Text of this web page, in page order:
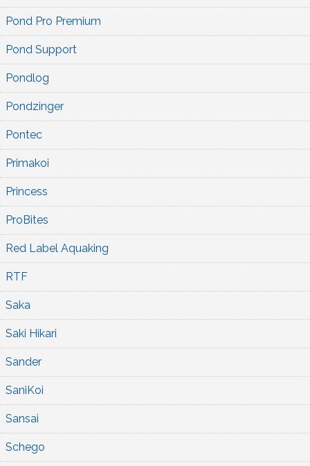
Pond Pro Premium
Pond Support
Pondlog
Pondzinger
Pontec
Primakoi
Princess
ProBites
Red Label Aquaking
RTF
Saka
Saki Hikari
Sander
SaniKoi
Sansai
Schego